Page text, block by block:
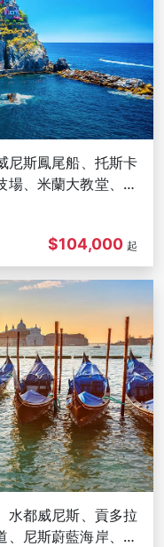
尼斯鳳尾船、托斯卡
場、米蘭大教堂、佛
$104,000 起
水都威尼斯、貢多拉
、尼斯蔚藍海岸、馬